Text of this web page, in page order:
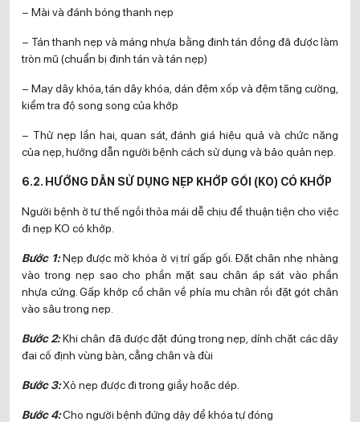
– Mài và đánh bóng thanh nẹp
– Tán thanh nẹp và máng nhựa bằng đinh tán đồng đã được làm
tròn mũ (chuẩn bị đinh tán và tán nẹp)
– May dây khóa, tán dây khóa, dán đệm xốp và đệm tăng cường,
kiểm tra độ song song của khớp
– Thử nẹp lần hai, quan sát, đánh giá hiệu quả và chức năng
của nẹp, hướng dẫn người bệnh cách sử dụng và bảo quản nẹp.
6.2. HƯỚNG DẪN SỬ DỤNG NẸP KHỚP GỐI (KO) CÓ KHỚP
Người bệnh ở tư thế ngồi thỏa mái dễ chịu để thuận tiện cho việc
đi nẹp KO có khớp.
Bước 1:Nẹp được mở khóa ở vị trí gấp gối. Đặt chân nhẹ nhàng
vào trong nẹp sao cho phần mặt sau chân áp sát vào phần
nhựa cứng. Gấp khớp cổ chân về phía mu chân rồi đặt gót chân
vào sâu trong nẹp.
Bước 2: Khi chân đã được đặt đúng trong nẹp, dính chặt các dây
đai cố định vùng bàn, cẳng chân và đùi
Bước 3:Xỏ nẹp được đi trong giầy hoặc dép.
Bước 4:Cho người bệnh đứng dậy để khóa tự đóng